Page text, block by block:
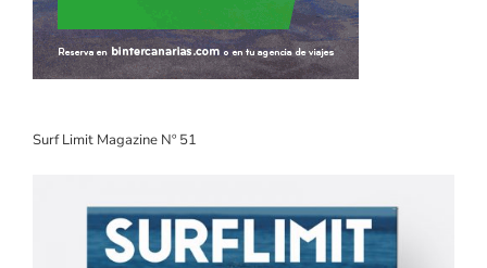
Surf Limit Magazine Nº 51